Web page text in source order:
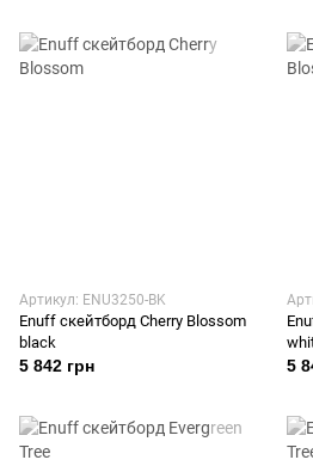
Артикул: ENU3250-BK
Enuff скейтборд Cherry Blossom
black
5 842 грн 5